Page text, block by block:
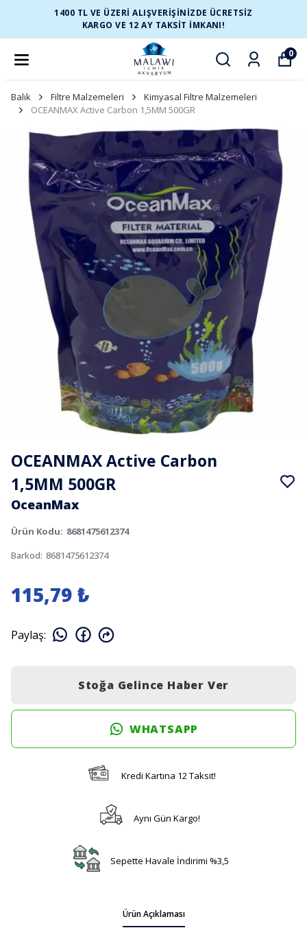
1400 TL VE ÜZERİ ALIŞVERİŞİNİZDE ÜCRETSİZ
KARGO VE 12 AY TAKSİT İMKANI!
0
Balık Filtre Malzemeleri
Kimyasal Filtre Malzemeleri
OCEANMAX Active Carbon 1,5MM 500GR
OCEANMAX Active Carbon
1,5MM 500GR
OceanMax
Ürün Kodu: 8681475612374
Barkod: 8681475612374
115,79 ₺
Paylaş:
Stoğa Gelince Haber Ver
WHATSAPP
Kredi Kartına 12 Taksit!
Aynı Gün Kargo!
Sepette Havale İndirimi %3,5
Ürün Açıklaması